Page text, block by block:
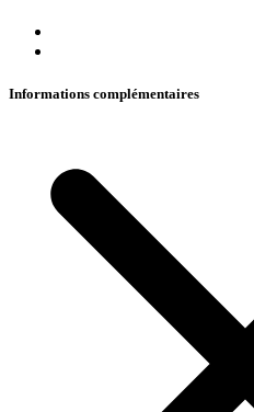
Informations complémentaires